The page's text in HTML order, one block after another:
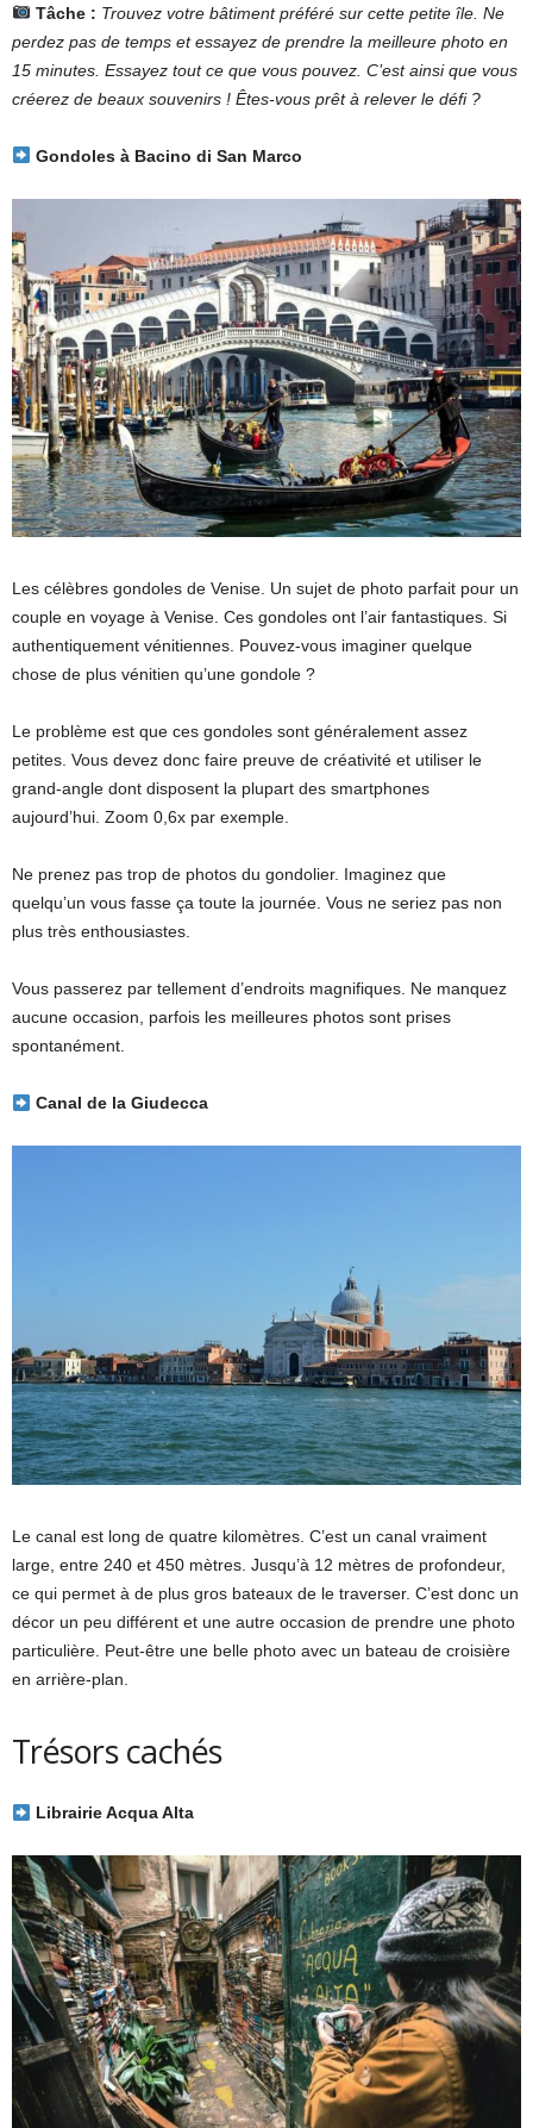
Tâche : Trouvez votre bâtiment préféré sur cette petite île. Ne
perdez pas de temps et essayez de prendre la meilleure photo en
15 minutes. Essayez tout ce que vous pouvez. C’est ainsi que vous
créerez de beaux souvenirs ! Êtes-vous prêt à relever le défi ?
Gondoles à Bacino di San Marco
Les célèbres gondoles de Venise. Un sujet de photo parfait pour un
couple en voyage à Venise. Ces gondoles ont l’air fantastiques. Si
authentiquement vénitiennes. Pouvez-vous imaginer quelque
chose de plus vénitien qu’une gondole ?
Le problème est que ces gondoles sont généralement assez
petites. Vous devez donc faire preuve de créativité et utiliser le
grand-angle dont disposent la plupart des smartphones
aujourd’hui. Zoom 0,6x par exemple.
Ne prenez pas trop de photos du gondolier. Imaginez que
quelqu’un vous fasse ça toute la journée. Vous ne seriez pas non
plus très enthousiastes.
Vous passerez par tellement d’endroits magnifiques. Ne manquez
aucune occasion, parfois les meilleures photos sont prises
spontanément.
Canal de la Giudecca
Le canal est long de quatre kilomètres. C’est un canal vraiment
large, entre 240 et 450 mètres. Jusqu’à 12 mètres de profondeur,
ce qui permet à de plus gros bateaux de le traverser. C’est donc un
décor un peu différent et une autre occasion de prendre une photo
particulière. Peut-être une belle photo avec un bateau de croisière
en arrière-plan.
Trésors cachés
Librairie Acqua Alta